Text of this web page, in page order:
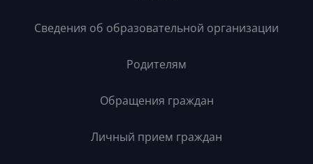
Сведения об образовательной организации
Родителям
Обращения граждан
Личный прием граждан